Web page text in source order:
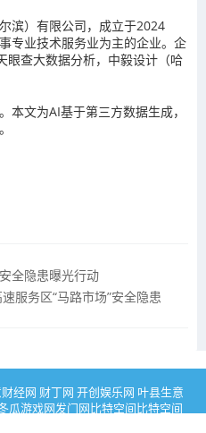
滨）有限公司，成立于2024
专业技术服务业为主的企业。企
眼查大数据分析，中毅设计（哈
本文为AI基于第三方数据生成，
全隐患曝光行动
服务区“马路市场”安全隐患
经网 财丁网 开创娱乐网 叶县生意
瓜游戏网发门网比特空间比特空间